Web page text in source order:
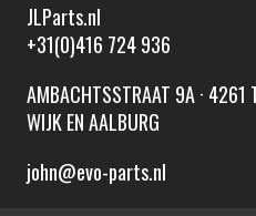
JLParts.nl
+31(0)416 724 936
AMBACHTSSTRAAT 9A · 4261
WIJK EN AALBURG
john@evo-parts.nl